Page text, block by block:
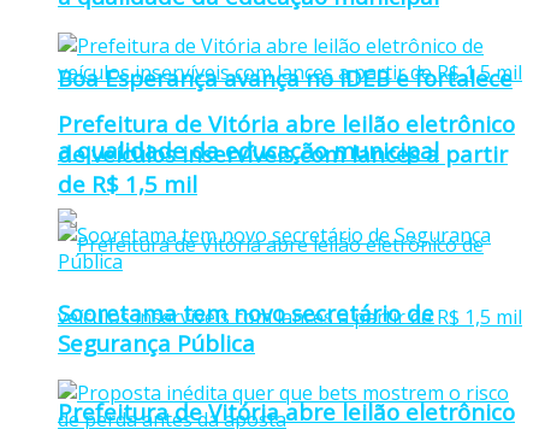
Boa Esperança avança no IDEB e fortalece
a qualidade da educação municipal
Prefeitura de Vitória abre leilão eletrônico
Prefeitura de Vitória abre leilão eletrônico
de veículos inservíveis com lances a partir
de R$ 1,5 mil
Sooretama tem novo secretário de
Segurança Pública